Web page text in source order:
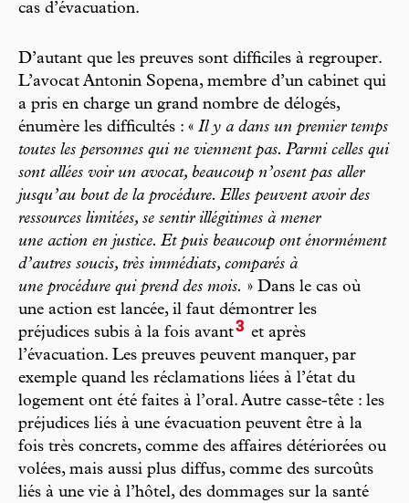
cas d’évacuation.
D’autant que les preuves sont difficiles à regrouper.
L’avocat Antonin Sopena, membre d’un cabinet qui
a pris en charge un grand nombre de délogés,
énumère les difficultés : « Il y a dans un premier temps
toutes les personnes qui ne viennent pas. Parmi celles qui
sont allées voir un avocat, beaucoup n’osent pas aller
jusqu’au bout de la procédure. Elles peuvent avoir des
ressources limitées, se sentir illégitimes à mener
une action en justice. Et puis beaucoup ont énormément
d’autres soucis, très immédiats, comparés à
une procédure qui prend des mois. » Dans le cas où
une action est lancée, il faut démontrer les
préjudices subis à la fois avant3 et après
l’évacuation. Les preuves peuvent manquer, par
exemple quand les réclamations liées à l’état du
logement ont été faites à l’oral. Autre casse-tête : les
préjudices liés à une évacuation peuvent être à la
fois très concrets, comme des affaires détériorées ou
volées, mais aussi plus diffus, comme des surcoûts
liés à une vie à l’hôtel, des dommages sur la santé